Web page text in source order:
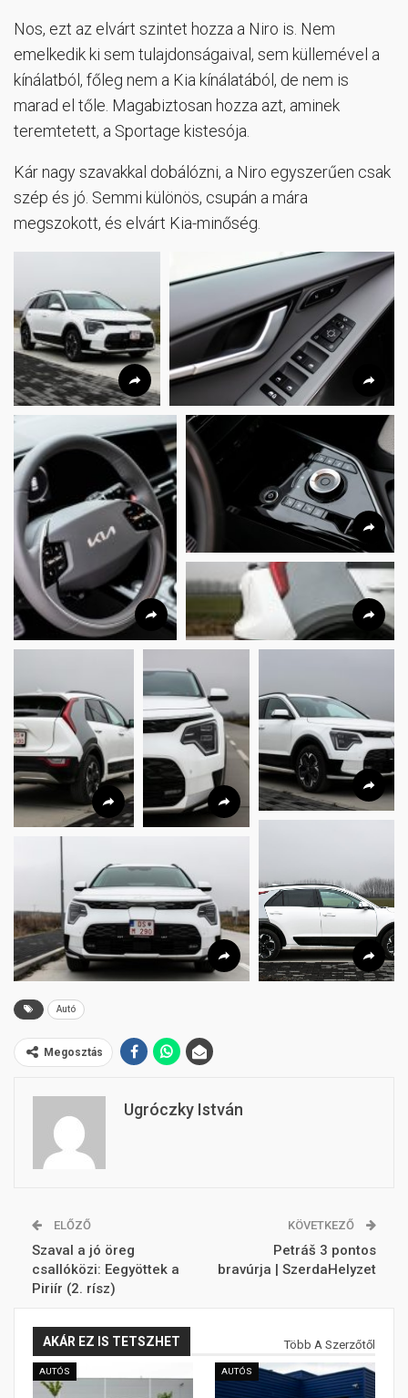
Nos, ezt az elvárt szintet hozza a Niro is. Nem
emelkedik ki sem tulajdonságaival, sem küllemével a
kínálatból, főleg nem a Kia kínálatából, de nem is
marad el tőle. Magabiztosan hozza azt, aminek
teremtetett, a Sportage kistesója.
Kár nagy szavakkal dobálózni, a Niro egyszerűen csak
szép és jó. Semmi különös, csupán a mára
megszokott, és elvárt Kia-minőség.
Autó
Megosztás
Ugróczky István
ELŐZŐ
Szaval a jó öreg
csallóközi: Eegyöttek a
Piriír (2. rísz)
KÖVETKEZŐ
Petráš 3 pontos
bravúrja | SzerdaHelyzet
AKÁR EZ IS TETSZHET Több A Szerzőtől
AUTÓS AUTÓS